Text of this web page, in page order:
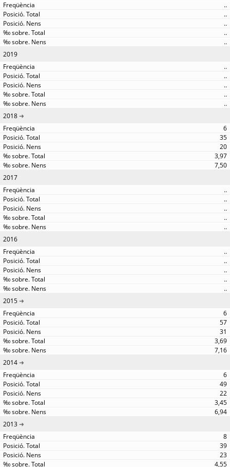
..
..
..
..
..
2019
..
..
..
..
..
2018
6
35
20
3,97
7,50
2017
..
..
..
..
..
2016
..
..
..
..
..
2015
6
57
31
3,69
7,16
2014
6
49
22
3,45
6,94
2013
8
39
23
4,55